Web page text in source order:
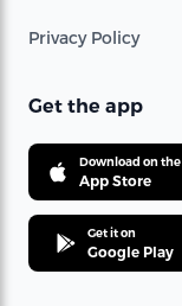
Privacy Policy
Get the app
Download on the
App Store
Get it on
Google Play